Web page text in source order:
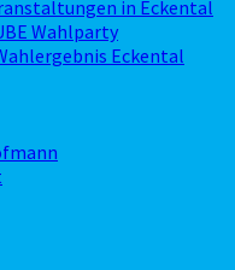
in Eckental
Wahlparty
Eckental